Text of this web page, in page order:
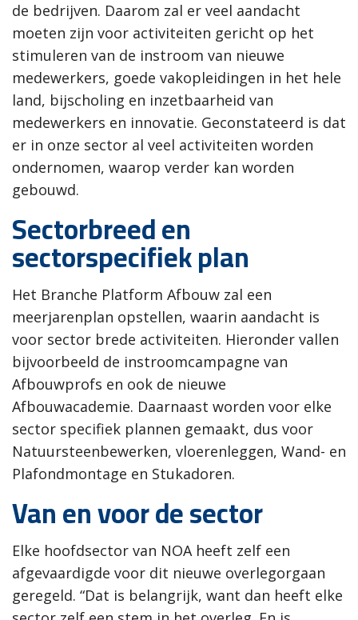
de bedrijven. Daarom zal er veel aandacht
moeten zijn voor activiteiten gericht op het
stimuleren van de instroom van nieuwe
medewerkers, goede vakopleidingen in het hele
land, bijscholing en inzetbaarheid van
medewerkers en innovatie. Geconstateerd is dat
er in onze sector al veel activiteiten worden
ondernomen, waarop verder kan worden
gebouwd.
Sectorbreed en
sectorspecifiek plan
Het Branche Platform Afbouw zal een
meerjarenplan opstellen, waarin aandacht is
voor sector brede activiteiten. Hieronder vallen
bijvoorbeeld de instroomcampagne van
Afbouwprofs en ook de nieuwe
Afbouwacademie. Daarnaast worden voor elke
sector specifiek plannen gemaakt, dus voor
Natuursteenbewerken, vloerenleggen, Wand- en
Plafondmontage en Stukadoren.
Van en voor de sector
Elke hoofdsector van NOA heeft zelf een
afgevaardigde voor dit nieuwe overlegorgaan
geregeld. “Dat is belangrijk, want dan heeft elke